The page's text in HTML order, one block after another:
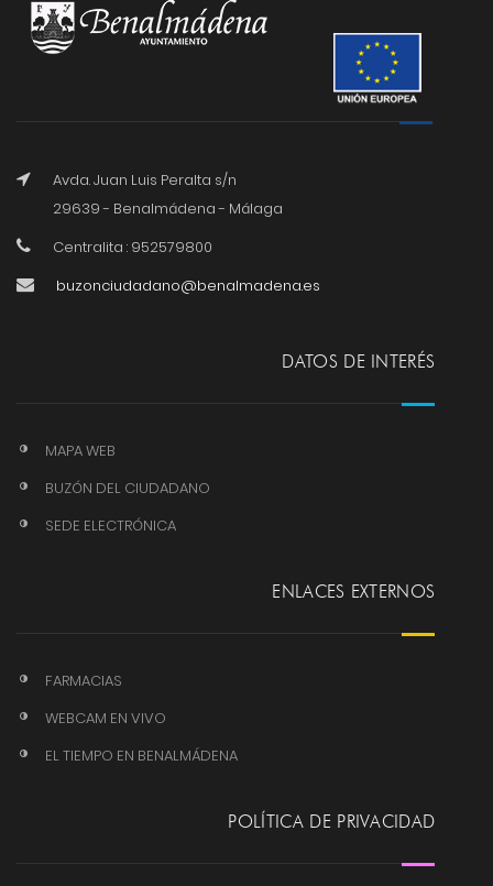
Avda. Juan Luis Peralta s/n
29639 - Benalmádena - Málaga
Centralita : 952579800
buzonciudadano@benalmadena.es
DATOS DE INTERÉS
MAPA WEB
BUZÓN DEL CIUDADANO
SEDE ELECTRÓNICA
ENLACES EXTERNOS
FARMACIAS
WEBCAM EN VIVO
EL TIEMPO EN BENALMÁDENA
POLÍTICA DE PRIVACIDAD